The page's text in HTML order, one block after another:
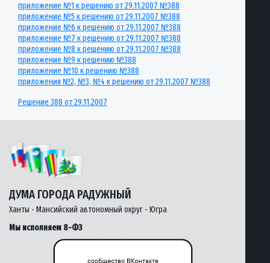
приложение №1 к решению от 29.11.2007 №388
приложение №5 к решению от 29.11.2007 №388
приложение №6 к решению от 29.11.2007 №388
приложение №7 к решению от 29.11.2007 №388
приложение №8 к решению от 29.11.2007 №388
приложение №9 к решению №388
приложение №10 к решению №388
приложения №2, №3, №4 к решению от 29.11.2007 №388
Решение 388 от 29.11.2007
ДУМА ГОРОДА РАДУЖНЫЙ
Ханты - Мансийский автономный округ - Югра
Мы исполняем 8-ФЗ